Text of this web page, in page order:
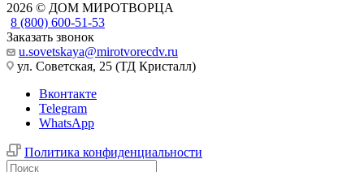
2026 © ДОМ МИРОТВОРЦА
8 (800) 600-51-53
Заказать звонок
u.sovetskaya@mirotvorecdv.ru
ул. Советская, 25 (ТД Кристалл)
Вконтакте
Telegram
WhatsApp
Политика конфиденциальности